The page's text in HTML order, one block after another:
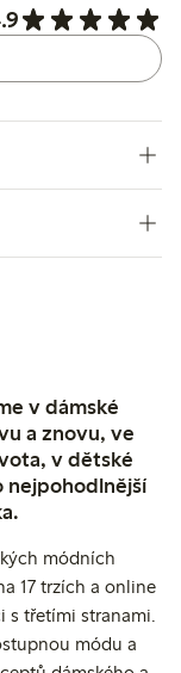
v dámské
a znovu, ve
v dětské
nejpohodlnější
módních
17 trzích a online
s třetími stranami.
módu a